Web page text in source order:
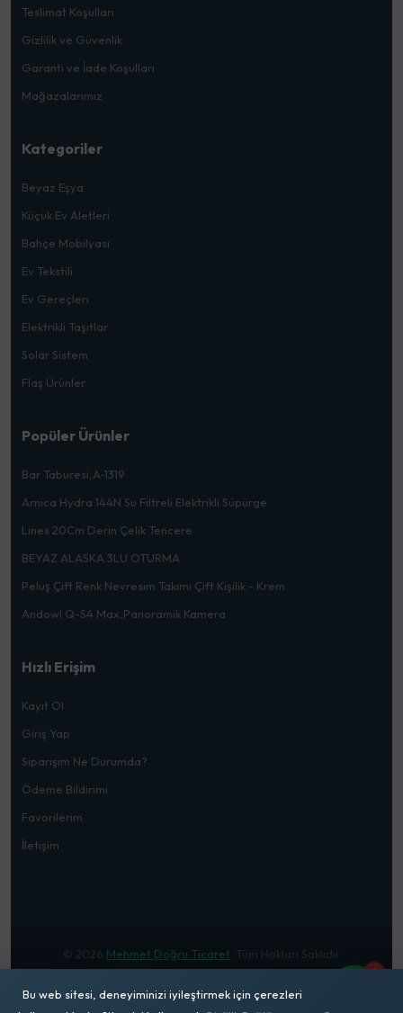
Teslimat Koşulları
Gizlilik ve Güvenlik
Garanti ve İade Koşulları
Mağazalarımız
Kategoriler
Beyaz Eşya
Küçük Ev Aletleri
Bahçe Mobilyası
Ev Tekstili
Ev Gereçleri
Elektrikli Taşıtlar
Solar Sistem
Flaş Ürünler
Popüler Ürünler
Bar Taburesi,A-1319
Arnica Hydra 144N Su Filtreli Elektrikli Süpürge
Lines 20Cm Derin Çelik Tencere
BEYAZ ALASKA 3LU OTURMA
Peluş Çift Renk Nevresim Takımı Çift Kişilik - Krem
Andowl Q-S4 Max,Panoramik Kamera
Hızlı Erişim
Kayıt Ol
Giriş Yap
Siparişim Ne Durumda?
Ödeme Bildirimi
Favorilerim
İletişim
© 2026 Mehmet Doğru Ticaret . Tüm Hakları Saklıdır
1
Bu web sitesi, deneyiminizi iyileştirmek için çerezleri